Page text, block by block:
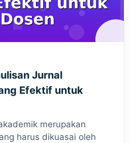
Jurnal
Efektif untuk
merupakan
harus dikuasai oleh